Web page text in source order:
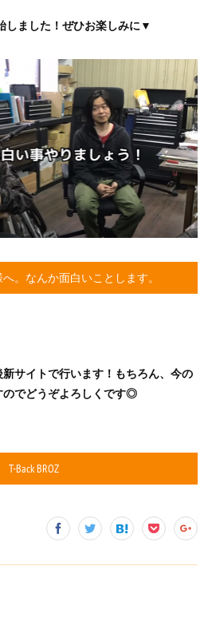
しました！ぜひお楽しみに▼
へ。なんか面白いことします。
サイトで行います！もちろん、今の
のでどうぞよろしくです◎
T-Back BROZ